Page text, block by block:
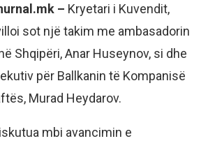
– Kryetari i Kuvendit,
sot një takim me ambasadorin
Shqipëri, Anar Huseynov, si dhe
për Ballkanin të Kompanisë
Murad Heydarov.
mbi avancimin e